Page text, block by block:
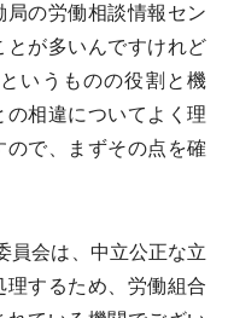
の労働相談情報セン
とが多いんですけれど
いうものの役割と機
相違についてよく理
で、まずその点を確
会は、中立公正な立
するため、労働組合